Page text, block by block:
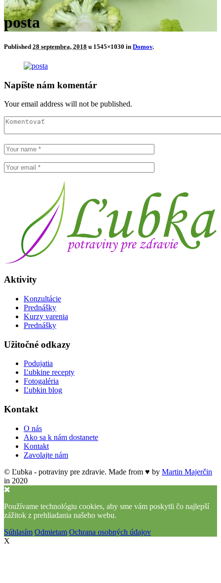
posta
Published 28 septembra, 2018 u 1545×1030 in Domov.
Napíšte nám komentár
Your email address will not be published.
Aktivity
Konzultácie
Prednášky
Kurzy varenia
Prednášky
Užitočné odkazy
Podujatia
Ľubkine recepty
Fotogaléria
Ľubkin blog
Kontakt
O nás
Ako sa k nám dostanete
Kontakt
Zavolajte nám
© Ľubka - potraviny pre zdravie. Made from ♥ by Martin Majerčin
in 2020
Používame technológiu cookies, aby sme vám poskytli čo najlepší
zážitok z prehliadania našeho webu.
Súhlasím Odmietam Ochrana osobných údajov
X